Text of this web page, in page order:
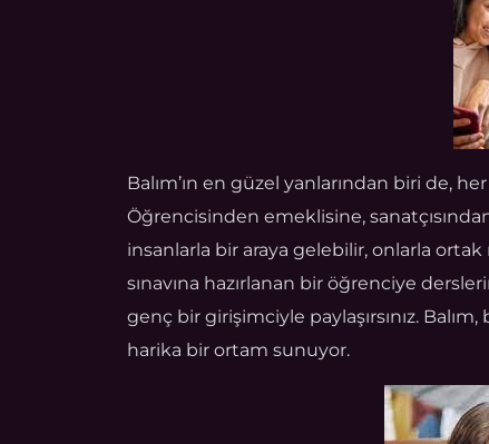
Balım’ın en güzel yanlarından biri de,
Öğrencisinden emeklisine,
insanlarla bir araya gelebilir, onlarla
sınavına hazırlanan bir öğrenciye
genç bir girişimciyle paylaşırsınız.
harika bir ortam sunuyor.